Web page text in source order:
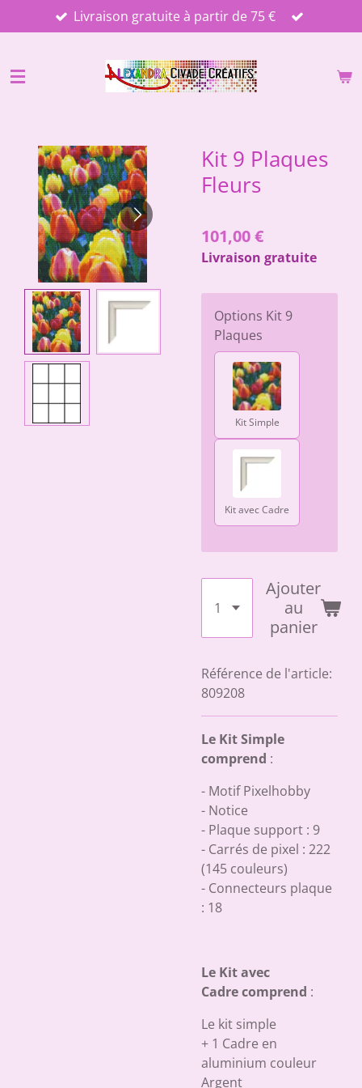
au
principal
Livraison gratuite à partir de 75 €
Kit 9 Plaques
Fleurs
101,00 €
Livraison gratuite
Options Kit 9
Plaques
Kit Simple
Kit avec Cadre
Ajouter
au
panier
Référence de l'article:
809208
Le Kit Simple
comprend :
- Motif Pixelhobby
- Notice
- Plaque support : 9
- Carrés de pixel : 222
(145 couleurs)
- Connecteurs plaque
: 18
Le Kit avec
Cadre comprend :
Le kit simple
+ 1 Cadre en
aluminium couleur
Argent